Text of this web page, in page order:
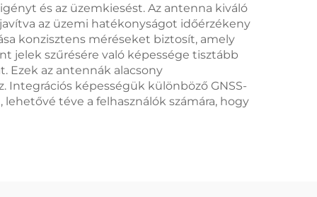
és az üzemkiesést. Az antenna kiváló
az üzemi hatékonyságot időérzékeny
konzisztens méréseket biztosít, amely
jelek szűrésére való képessége tisztább
Ezek az antennák alacsony
Integrációs képességük különböző GNSS-
téve a felhasználók számára, hogy